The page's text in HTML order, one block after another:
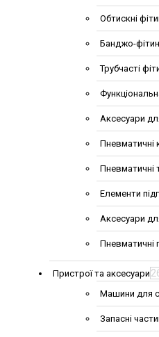
Обтискні
Банджо-
Трубчасті
Аксесуари
Пневматичні
Пневматичні
Елементи
Аксесуари
Пневматичні
Пристрої та аксесуари
Машини для
Запасні